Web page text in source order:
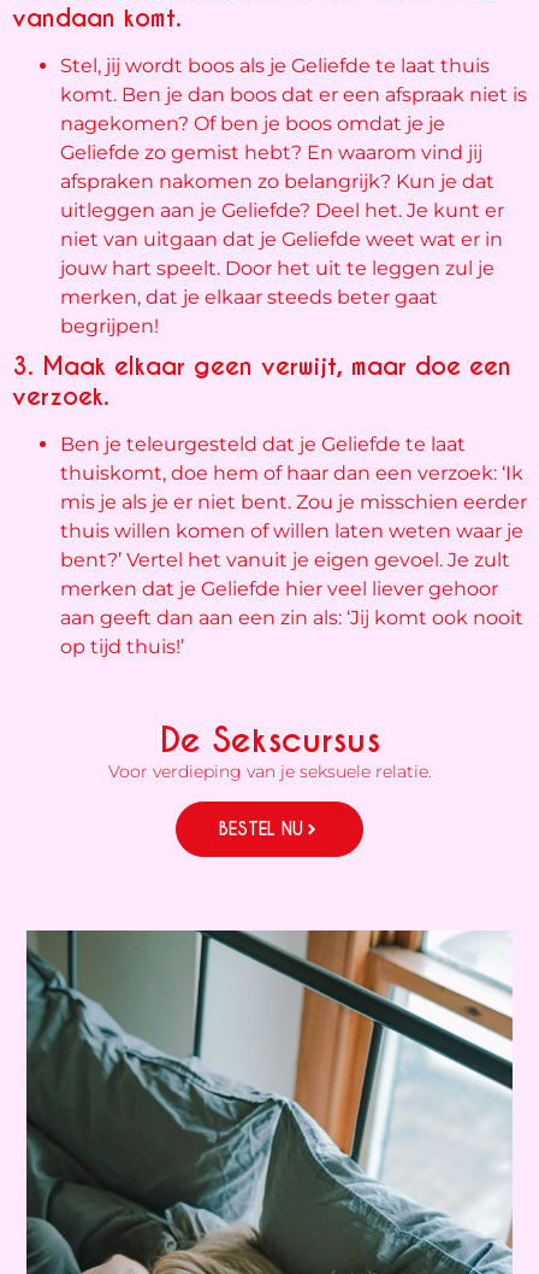
vandaan komt.
Stel, jij wordt boos als je Geliefde te laat thuis
komt. Ben je dan boos dat er een afspraak niet is
nagekomen? Of ben je boos omdat je je
Geliefde zo gemist hebt? En waarom vind jij
afspraken nakomen zo belangrijk? Kun je dat
uitleggen aan je Geliefde? Deel het. Je kunt er
niet van uitgaan dat je Geliefde weet wat er in
jouw hart speelt. Door het uit te leggen zul je
merken, dat je elkaar steeds beter gaat
begrijpen!
3. Maak elkaar geen verwijt, maar doe een
verzoek.
Ben je teleurgesteld dat je Geliefde te laat
thuiskomt, doe hem of haar dan een verzoek: ‘Ik
mis je als je er niet bent. Zou je misschien eerder
thuis willen komen of willen laten weten waar je
bent?’ Vertel het vanuit je eigen gevoel. Je zult
merken dat je Geliefde hier veel liever gehoor
aan geeft dan aan een zin als: ‘Jij komt ook nooit
op tijd thuis!’
De Sekscursus
Voor verdieping van je seksuele relatie.
BESTEL NU